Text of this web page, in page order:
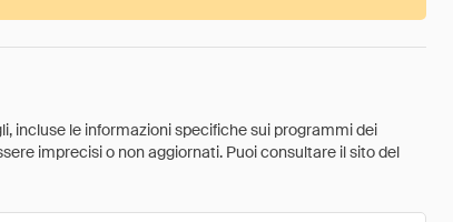
incluse le informazioni specifiche sui programmi dei
imprecisi o non aggiornati. Puoi consultare il sito del